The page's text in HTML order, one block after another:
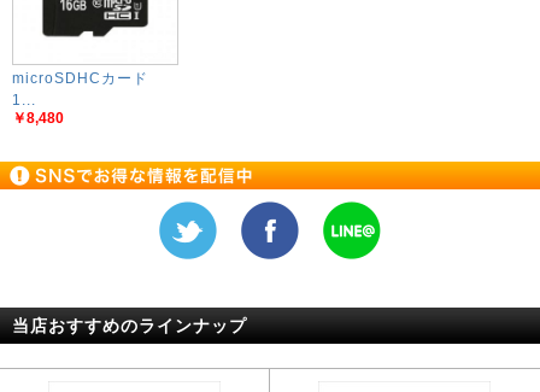
microSDHCカード
1...
￥8,480
当店おすすめのラインナップ